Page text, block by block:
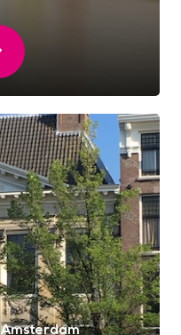
Amsterdam